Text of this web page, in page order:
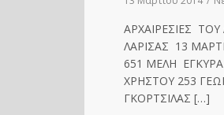
ΑΡΧΑΙΡΕΣΙΕΣ
ΛΑΡΙΣΑΣ 13
651 ΜΕΛΗ
ΧΡΗΣΤΟΥ 253
ΓΚΟΡΤΣΙΛΑΣ […]